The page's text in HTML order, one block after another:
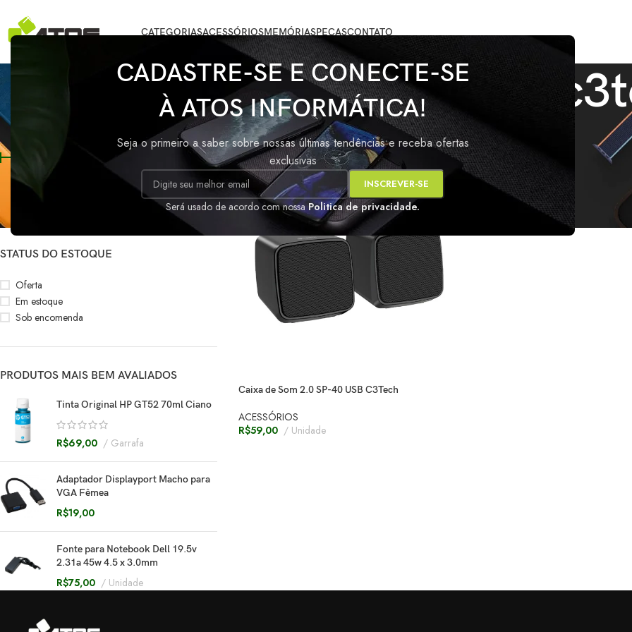
CADASTRE-SE E CONECTE-SE
À ATOS INFORMÁTICA!
Seja o primeiro a saber sobre nossas últimas tendências e receba ofertas
exclusivas
Será usado de acordo com nossaPolitica de privacidade.
CATEGORIASACESSÓRIOSMEMÓRIASPEÇASCONTATO
Caixa de som
FILTRAR POR PREÇO
FILTRAR
R$50
STATUS DO ESTOQUE
Oferta
Em estoque
Sob encomenda
PRODUTOS MAIS BEM AVALIADOS
Tinta Original HP GT52 70ml Ciano
R$69,00 Garrafa
Adaptador Displayport Macho para
VGA Fêmea
R$19,00
Fonte para Notebook Dell 19.5v
2.31a 45w 4.5 x 3.0mm
R$75,00 Unidade
Início/Produtos marcados com a tag “Caixa de som c3tech”
Caixa de Som 2.0 SP-40 USB C3Tech
ACESSÓRIOS
R$59,00 Unidade